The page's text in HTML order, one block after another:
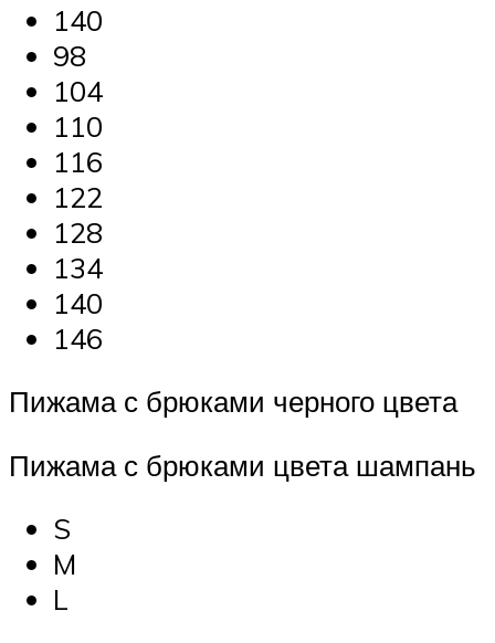
140
98
104
110
116
122
128
134
140
146
Пижама с брюками черного цвета
Пижама с брюками цвета шампань
S
M
L